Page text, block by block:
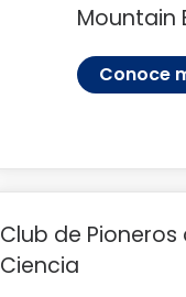
Mountain
Conoce
Club de Pioneros
Ciencia